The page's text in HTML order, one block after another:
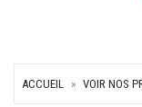
ACCUEIL VOIR NOS